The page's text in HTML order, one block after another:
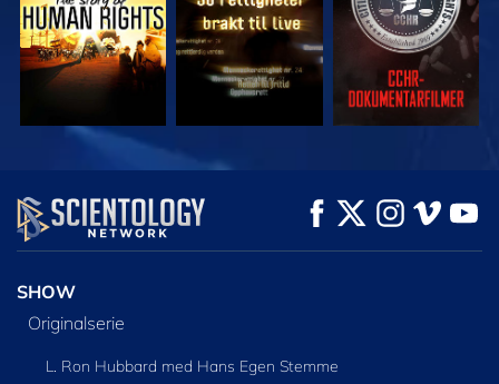
SE UTFORSK SERIEN
SHOW
Originalserie
L. Ron Hubbard med Hans Egen Stemme